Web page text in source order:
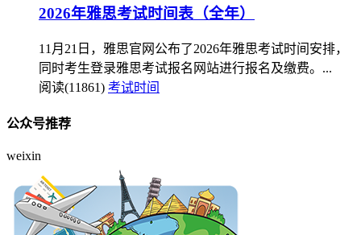
2026年雅思考试时间表（全年）
11月21日，雅思官网公布了2026年雅思考试时间安排，
同时考生登录雅思考试报名网站进行报名及缴费。...
阅读(11861) 考试时间
公众号推荐
weixin